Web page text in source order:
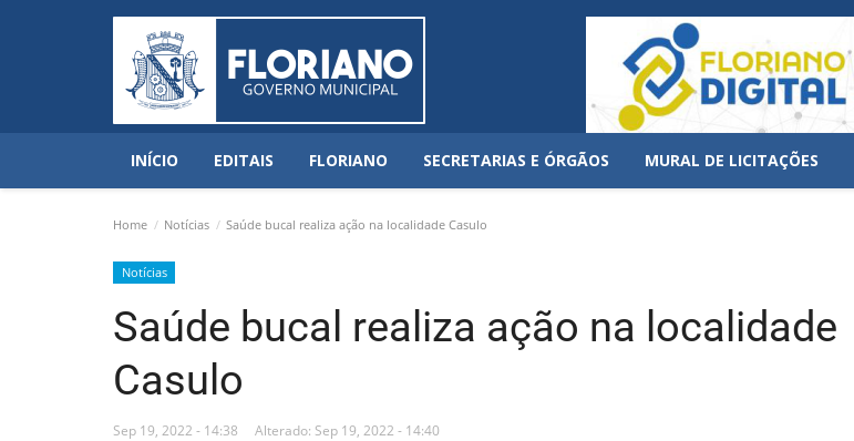
INÍCIO EDITAIS FLORIANO SECRETARIAS E ÓRGÃOS MURAL DE LICITAÇÕES
Home Notícias Saúde bucal realiza ação na localidade Casulo
Notícias
Saúde bucal realiza ação na localidade
Casulo
Sep 19, 2022 - 14:38 Alterado: Sep 19, 2022 - 14:40